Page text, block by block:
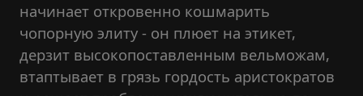
начинает откровенно кошмарить
чопорную элиту - он плюет на этикет,
дерзит высокопоставленным вельможам,
втаптывает в грязь гордость аристократов